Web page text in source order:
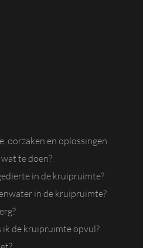
oorzaken en oplossingen
te doen?
in de kruipruimte?
in de kruipruimte?
de kruipruimte opvul?